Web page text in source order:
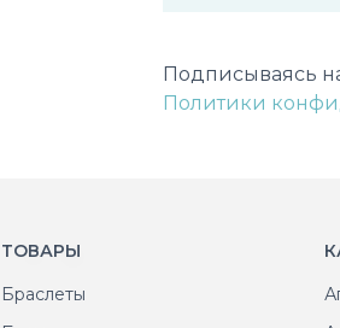
Подписываясь
Политики
ТОВАРЫ
Браслеты